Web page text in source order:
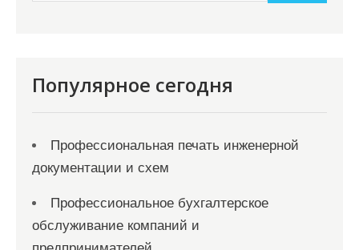
Популярное сегодня
Профессиональная печать инженерной
документации и схем
Профессиональное бухгалтерское
обслуживание компаний и